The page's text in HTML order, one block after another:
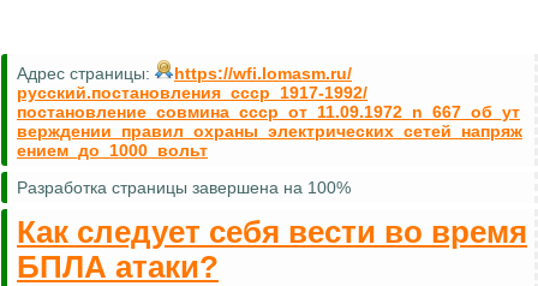
Адрес страницы:
https://wfi.lomasm.ru/
русский.постановления_ссср_1917-1992/
постановление_совмина_ссср_от_11.09.1972_n_667_об_ут
верждении_правил_охраны_электрических_сетей_напряж
ением_до_1000_вольт
Разработка страницы завершена на 100%
Как следует себя вести во время
БПЛА атаки?